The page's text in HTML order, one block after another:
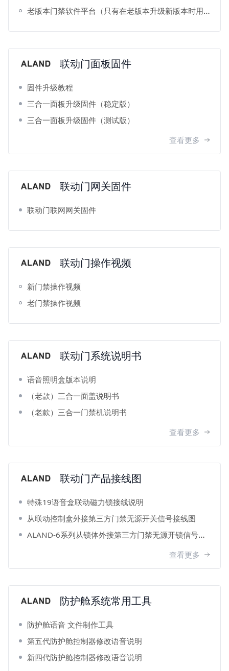
老版本门禁软件平台（只有在老版本升级新版本时用得到）
联动门面板固件
固件升级教程
三合一面板升级固件（稳定版）
三合一面板升级固件（测试版）
查看更多
联动门网关固件
联动门联网网关固件
联动门操作视频
新门禁操作视频
老门禁操作视频
联动门系统说明书
语音照明盒版本说明
（老款）三合一面盖说明书
（老款）三合一门禁机说明书
查看更多
联动门产品接线图
特殊19语音盒联动磁力锁接线说明
从联动控制盒外接第三方门禁无源开关信号接线图
ALAND-6系列从锁体外接第三方门禁无源开锁信号接线图
查看更多
防护舱系统常用工具
防护舱语音 文件制作工具
第五代防护舱控制器修改语音说明
新四代防护舱控制器修改语音说明